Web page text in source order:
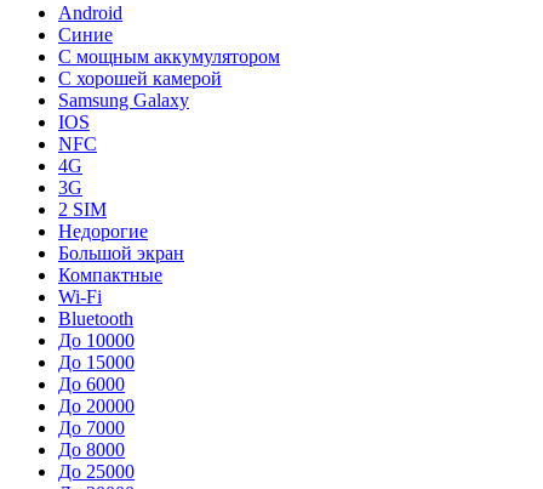
Android
Синие
С мощным аккумулятором
С хорошей камерой
Samsung Galaxy
IOS
NFC
4G
3G
2 SIM
Недорогие
Большой экран
Компактные
Wi-Fi
Bluetooth
До 10000
До 15000
До 6000
До 20000
До 7000
До 8000
До 25000